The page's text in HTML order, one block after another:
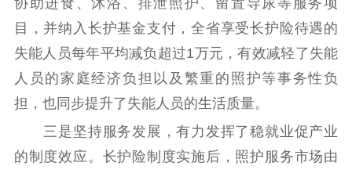
目，并纳入长护基金支付，全省享受长护险待遇的
失能人员每年平均减负超过1万元，有效减轻了失能
人员的家庭经济负担以及繁重的照护等事务性负
担，也同步提升了失能人员的生活质量。
三是坚持服务发展，有力发挥了稳就业促产业
的制度效应。长护险制度实施后，照护服务市场由